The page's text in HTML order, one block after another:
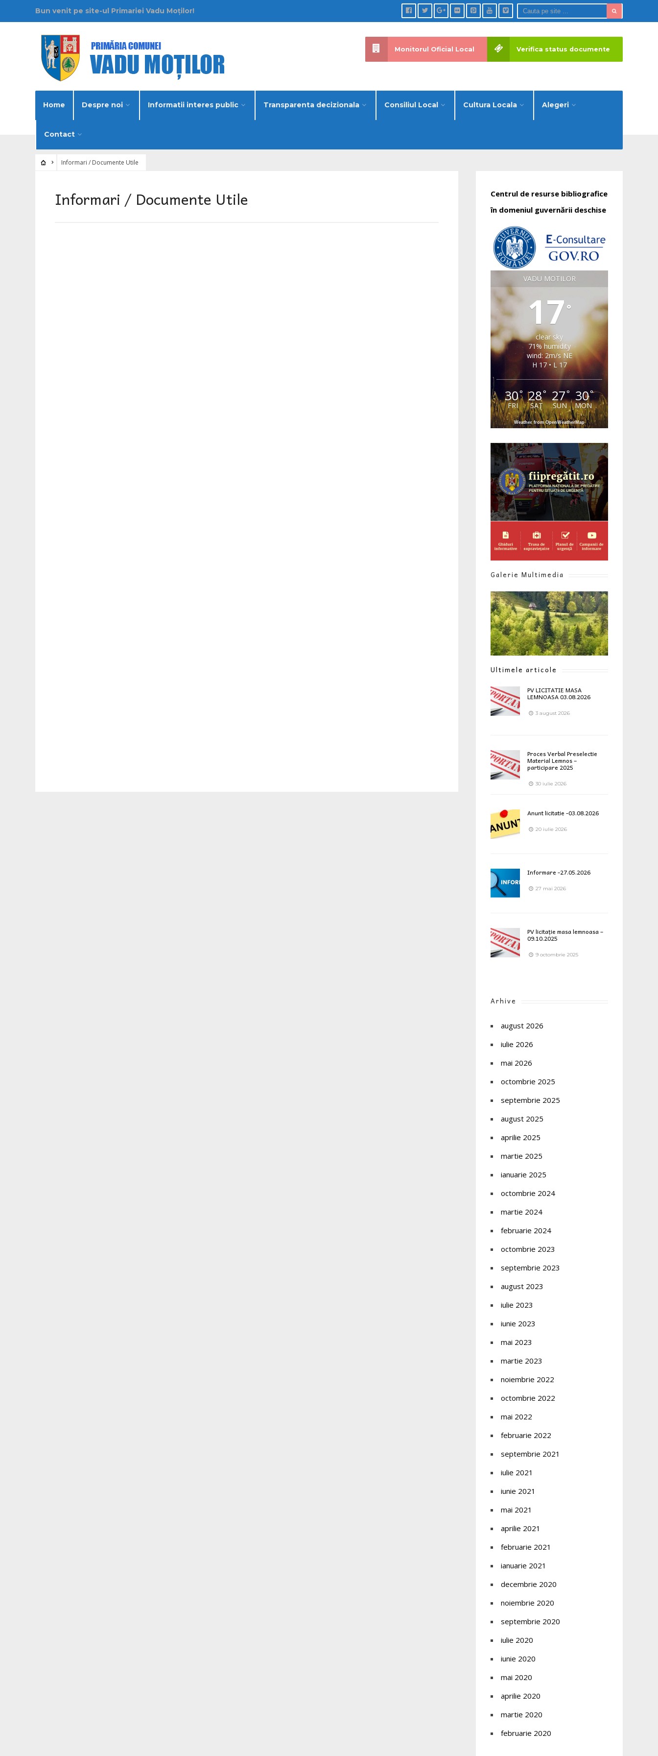
Bun venit pe site-ul Primariei Vadu Moților!
Home Despre noi Informatii interes public Transparenta decizionala Consiliul Local Cultura Locala Alegeri
Contact
Monitorul Oficial Local Verifica status documente
Informari / Documente Utile
Informari / Documente Utile
Centrul de resurse bibliografice
în domeniul guvernării deschise
VADU MOTILOR
17 °
clear sky
71% humidity
wind: 2m/s NE
H 17 • L 17
30°
FRI
28°
SAT
27°
SUN
30°
MON
Weather from OpenWeatherMap
Galerie Multimedia
Ultimele articole
PV LICITATIE MASA
LEMNOASA 03.08.2026
3 august 2026
Proces Verbal Preselectie
Material Lemnos –
participare 2025
30 iulie 2026
Anunt licitatie -03.08.2026
20 iulie 2026
Informare -27.05.2026
27 mai 2026
PV licitație masa lemnoasa –
09.10.2025
9 octombrie 2025
Arhive
august 2026
iulie 2026
mai 2026
octombrie 2025
septembrie 2025
august 2025
aprilie 2025
martie 2025
ianuarie 2025
octombrie 2024
martie 2024
februarie 2024
octombrie 2023
septembrie 2023
august 2023
iulie 2023
iunie 2023
mai 2023
martie 2023
noiembrie 2022
octombrie 2022
mai 2022
februarie 2022
septembrie 2021
iulie 2021
iunie 2021
mai 2021
aprilie 2021
februarie 2021
ianuarie 2021
decembrie 2020
noiembrie 2020
septembrie 2020
iulie 2020
iunie 2020
mai 2020
aprilie 2020
martie 2020
februarie 2020